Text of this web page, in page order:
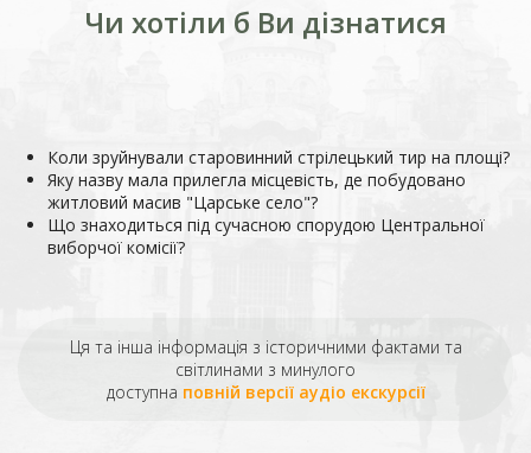
Чи хотіли б Ви дізнатися
Коли зруйнували старовинний стрілецький тир на площі?
Яку назву мала прилегла місцевість, де побудовано
житловий масив "Царське село"?
Що знаходиться під сучасною спорудою Центральної
виборчої комісії?
Ця та інша інформація з історичними фактами та
світлинами з минулого
доступна повній версії аудіо екскурсії